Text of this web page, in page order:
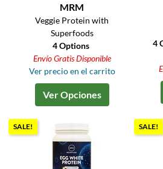
MRM
Veggie Protein with
Superfoods
4 Options
Envío Gratis Disponible
Ver precio en el carrito
Ver Opciones
4
SALE! SALE!